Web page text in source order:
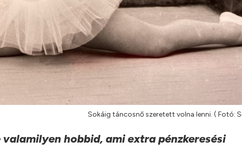
Sokáig táncosnő szeretett volna lenni. ( Fotó:
hobbid, ami extra pénzkeresési